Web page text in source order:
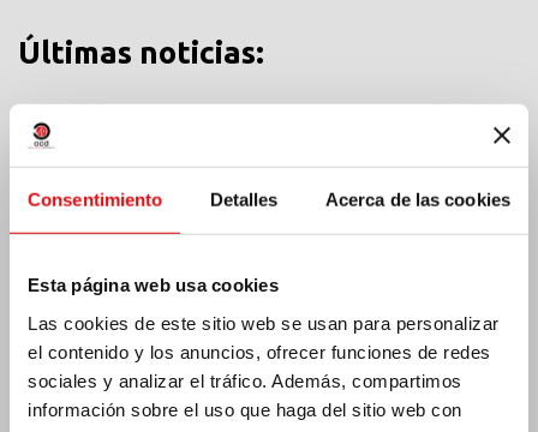
Consentimiento Detalles Acerca de las cookies
Esta página web usa cookies
Las cookies de este sitio web se usan para personalizar
el contenido y los anuncios, ofrecer funciones de redes
sociales y analizar el tráfico. Además, compartimos
información sobre el uso que haga del sitio web con
Últimas noticias:
MÉXICO: ASAMBLEA PLENARIA OCD